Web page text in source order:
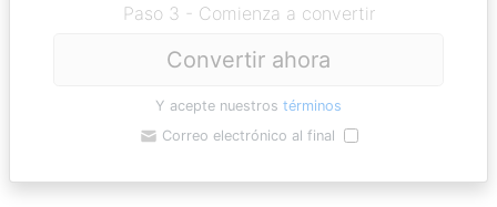
Paso 3 - Comienza a convertir
Convertir ahora
Y acepte nuestros términos
Correo electrónico al final